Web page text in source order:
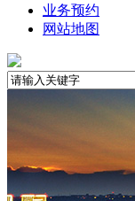
业务预约
网站地图